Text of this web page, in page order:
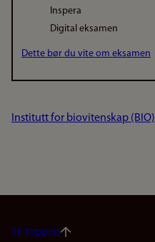
Inspera
Digital eksamen
Dette bør du vite om eksamen
Institutt for biovitenskap (BIO)
Til toppen